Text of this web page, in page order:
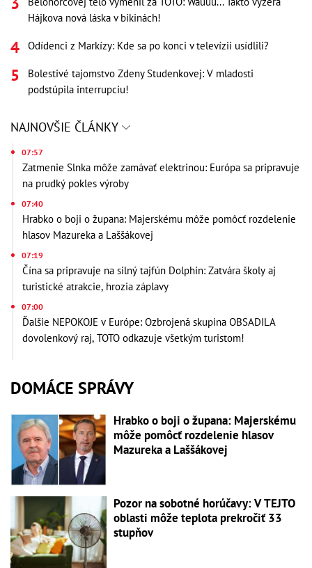
Hájkova nová láska v bikinách!
Odídenci z Markízy: Kde sa po konci v televízii usídlili?
Bolestivé tajomstvo Zdeny Studenkovej: V mladosti
podstúpila interrupciu!
NAJNOVŠIE ČLÁNKY
07:57
Zatmenie Slnka môže zamávať elektrinou: Európa sa pripravuje
na prudký pokles výroby
07:40
Hrabko o boji o župana: Majerskému môže pomôcť rozdelenie
hlasov Mazureka a Laššákovej
07:19
Čína sa pripravuje na silný tajfún Dolphin: Zatvára školy aj
turistické atrakcie, hrozia záplavy
07:00
Ďalšie NEPOKOJE v Európe: Ozbrojená skupina OBSADILA
dovolenkový raj, TOTO odkazuje všetkým turistom!
DOMÁCE SPRÁVY
Hrabko o boji o župana: Majerskému
môže pomôcť rozdelenie hlasov
Mazureka a Laššákovej
Pozor na sobotné horúčavy: V TEJTO
oblasti môže teplota prekročiť 33
stupňov